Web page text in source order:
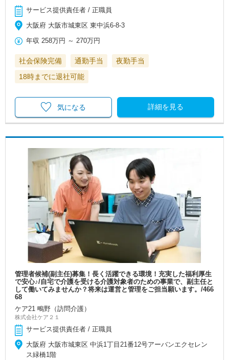
サービス提供責任者 / 正職員
大阪府 大阪市城東区 東中浜6-8-3
年収 258万円 ～270万円
社会保険完備 通勤手当
夜勤手当
18時までに退社可能
詳細を見る
気になる
管理者候補(副主任)募集！長く活躍できる環境！充実した福利厚生
で安心♪/自宅で介護を受ける介護対象者のための事業で、副主任と
して働いてみませんか？将来は運営と管理をご担当願います。/466
68
ケア21 鴫野（訪問介護）
株式会社ケア２１
サービス提供責任者 / 正職員
大阪府 大阪市城東区 中浜1丁目21番12号アーバンエクセレン
ス緑橋1階